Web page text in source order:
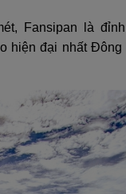
Fansipan là
hiện đại nhất